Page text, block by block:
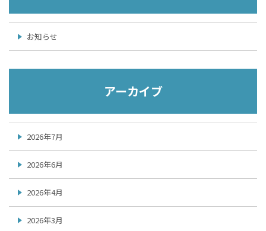
お知らせ
アーカイブ
2026年7月
2026年6月
2026年4月
2026年3月